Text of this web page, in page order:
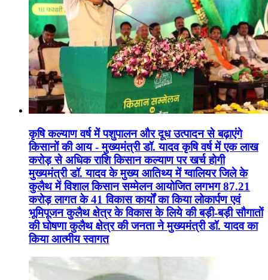
कृषि कल्याण वर्ष में पशुपालन और दूध उत्पादन से बढ़ाएंगे
किसानों की आय - मुख्यमंत्री डॉ. यादव कृषि वर्ष में एक लाख
करोड़ से अधिक राशि किसान कल्याण पर खर्च होगी
मुख्यमंत्री डॉ. यादव के मुख्य आतिथ्य में ग्वालियर जिले के
कुलैथ में विशाल किसान सम्मेलन आयोजित लगभग 87.21
करोड़ लागत के 41 विकास कार्यों का किया लोकार्पण एवं
भूमिपूजन कुलैथ क्षेत्र के विकास के लिये की बड़ी-बड़ी सौगातों
की घोषणा कुलैथ क्षेत्र की जनता ने मुख्यमंत्री डॉ. यादव का
किया आत्मीय स्वागत